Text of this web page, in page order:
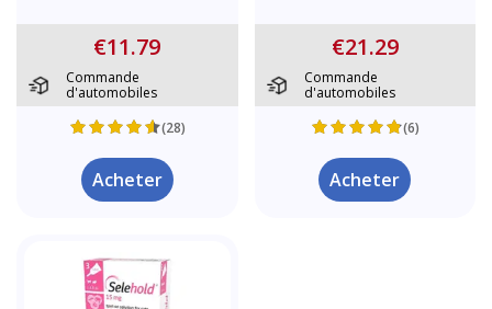
€11.79
Commande
d'automobiles
(28)
Acheter
€21.29
Commande
d'automobiles
(6)
Acheter